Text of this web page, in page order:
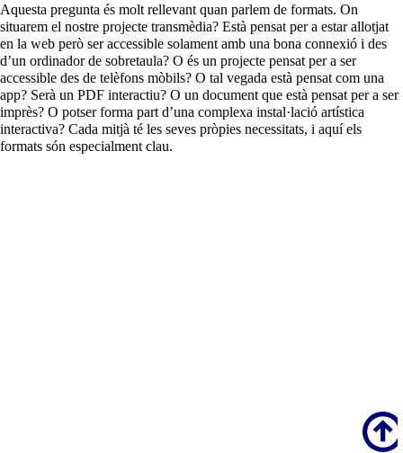
Aquesta pregunta és molt rellevant quan parlem de formats. On
situarem el nostre projecte transmèdia? Està pensat per a estar allotjat
en la web però ser accessible solament amb una bona connexió i des
d’un ordinador de sobretaula? O és un projecte pensat per a ser
accessible des de telèfons mòbils? O tal vegada està pensat com una
app? Serà un PDF interactiu? O un document que està pensat per a ser
imprès? O potser forma part d’una complexa instal·lació artística
interactiva? Cada mitjà té les seves pròpies necessitats, i aquí els
formats són especialment clau.
Scroll